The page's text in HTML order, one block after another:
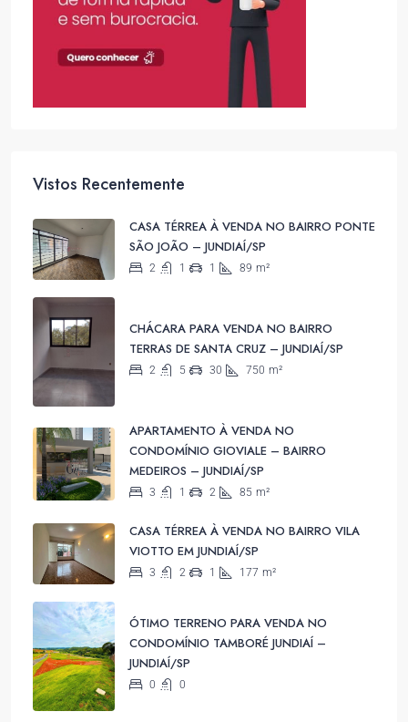
Vistos Recentemente
CASA TÉRREA À VENDA NO BAIRRO PONTE
SÃO JOÃO – JUNDIAÍ/SP
2 1 1 89 m²
CHÁCARA PARA VENDA NO BAIRRO
TERRAS DE SANTA CRUZ – JUNDIAÍ/SP
2 5 30 750 m²
APARTAMENTO À VENDA NO
CONDOMÍNIO GIOVIALE – BAIRRO
MEDEIROS – JUNDIAÍ/SP
3 1 2 85 m²
CASA TÉRREA À VENDA NO BAIRRO VILA
VIOTTO EM JUNDIAÍ/SP
3 2 1 177 m²
ÓTIMO TERRENO PARA VENDA NO
CONDOMÍNIO TAMBORÉ JUNDIAÍ –
JUNDIAÍ/SP
0 0